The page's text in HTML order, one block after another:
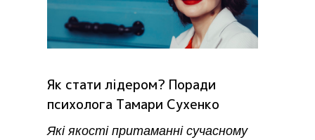
Як стати лідером? Поради
психолога Тамари Сухенко
Які якості притаманні сучасному